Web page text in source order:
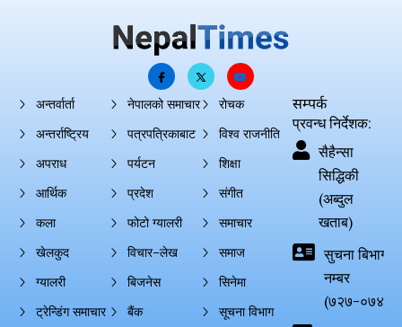
अन्तर्वार्ता
अन्तर्राष्ट्रिय
अपराध
आर्थिक
कला
खेलकुद
ग्यालरी
ट्रेन्डिंग समाचार
नेपालको समाचार
पत्रपत्रिकाबाट
पर्यटन
प्रदेश
फोटो ग्यालरी
विचार–लेख
बिजनेस
बैंक
रोचक
विश्व राजनीति
शिक्षा
संगीत
समाचार
समाज
सिनेमा
सूचना विभाग
सम्पर्क
प्रवन्ध निर्देशक:
सैहैन्सा
सिद्धिकी
(अब्दुल
खताब)
सुचना बिभाग
नम्बर
(७२७-०७४-